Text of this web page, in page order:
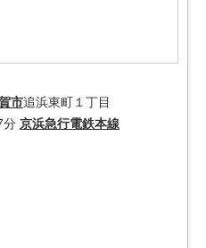
市追浜東町１丁目
分 京浜急行電鉄本線